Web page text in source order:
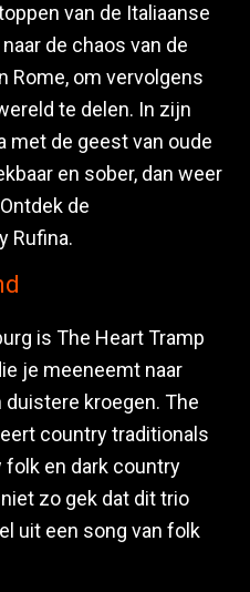
van de Italiaanse
de chaos van de
Rome, om vervolgens
te delen. In zijn
met de geest van oude
en sober, dan weer
de
Rufina.
is The Heart Tramp
je meeneemt naar
kroegen. The
country traditionals
folk en dark country
zo gek dat dit trio
uit een song van folk